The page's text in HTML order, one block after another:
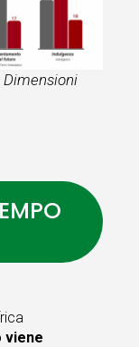
Dimensioni
viene